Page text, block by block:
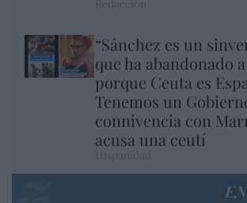
“Sánchez es un
que ha abandonado
porque Ceuta es
Tenemos un
connivencia con
acusa una ceutí